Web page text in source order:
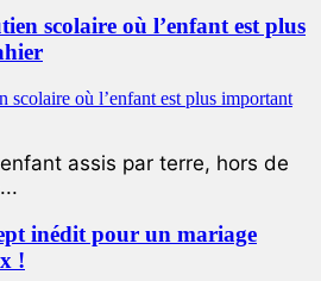
scolaire où l’enfant est plus
assis par terre, hors de
inédit pour un mariage
!